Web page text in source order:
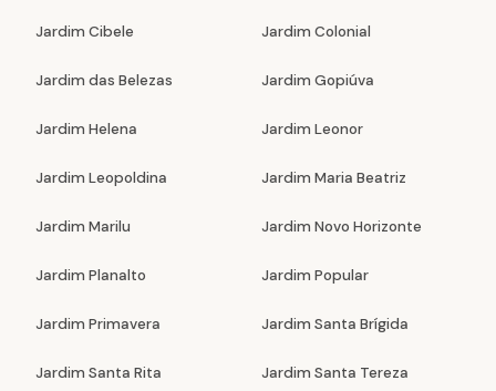
Jardim Cibele Jardim Colonial
Jardim das Belezas Jardim Gopiúva
Jardim Helena Jardim Leonor
Jardim Leopoldina Jardim Maria Beatriz
Jardim Marilu Jardim Novo Horizonte
Jardim Planalto Jardim Popular
Jardim Primavera Jardim Santa Brígida
Jardim Santa Rita Jardim Santa Tereza